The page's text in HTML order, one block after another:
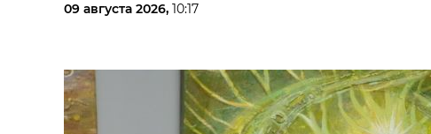
09 августа 2026, 10:17